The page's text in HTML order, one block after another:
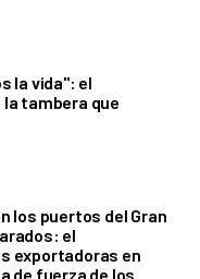
la vida": el
tambera que
los puertos del Gran
el
exportadoras en
de fuerza de los